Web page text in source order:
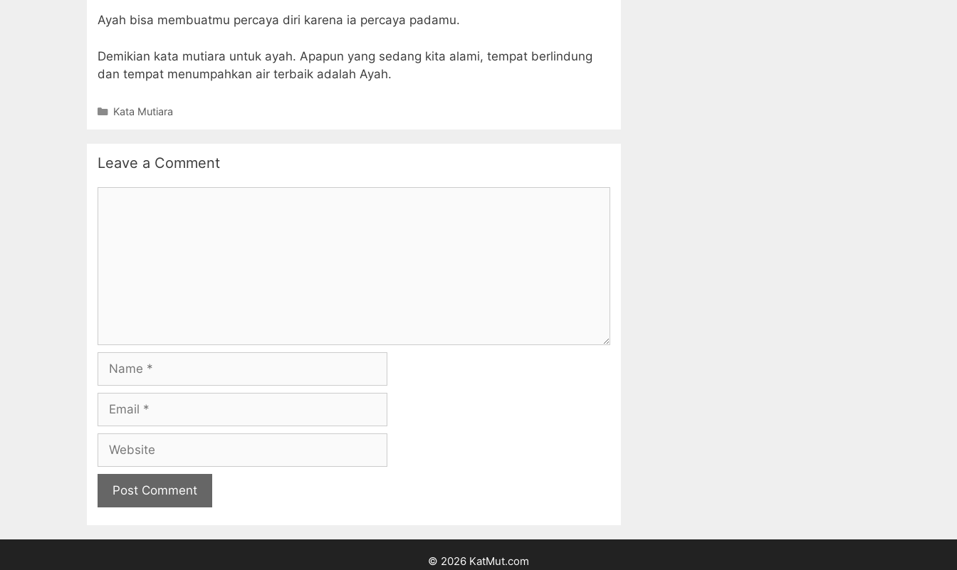
Ayah bisa membuatmu percaya diri karena ia percaya padamu.
Demikian kata mutiara untuk ayah. Apapun yang sedang kita alami, tempat berlindung
dan tempat menumpahkan air terbaik adalah Ayah.
Categories
Kata Mutiara
Leave a Comment
© 2026 KatMut.com